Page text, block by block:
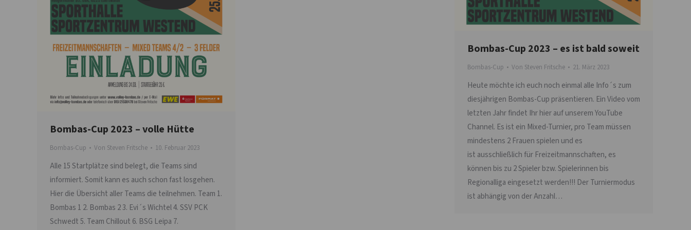
Bombas-Cup 2023 – es ist bald soweit
Bombas-Cup Von Steven Fritsche 21. März 2023
Heute möchte ich euch noch einmal alle Info´s zum
diesjährigen Bombas-Cup präsentieren. Ein Video vom
letzten Jahr findet Ihr hier auf unserem YouTube
Channel. Es ist ein Mixed-Turnier, pro Team müssen
mindestens 2 Frauen spielen und es
ist ausschließlich für Freizeitmannschaften, es
können bis zu 2 Spieler bzw. Spielerinnen bis
Regionalliga eingesetzt werden!!! Der Turniermodus
ist abhängig von der Anzahl…
Bombas-Cup 2023 – volle Hütte
Bombas-Cup Von Steven Fritsche 10. Februar 2023
Alle 15 Startplätze sind belegt, die Teams sind
informiert. Somit kann es auch schon fast losgehen.
Hier die Übersicht aller Teams die teilnehmen. Team 1.
Bombas 1 2. Bombas 2 3. Evi´s Wichtel 4. SSV PCK
Schwedt 5. Team Chillout 6. BSG Leipa 7.